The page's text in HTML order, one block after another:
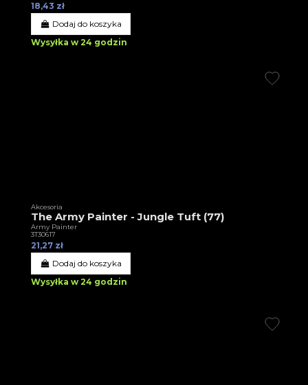
18,43 zł
Dodaj do koszyka
Wysyłka w 24 godzin
Akcesoria
The Army Painter - Jungle Tuft (77)
Army Painter
3T30617
21,27 zł
Dodaj do koszyka
Wysyłka w 24 godzin